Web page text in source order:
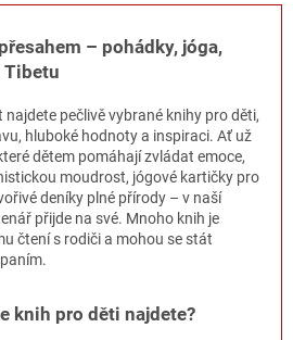
l
á
d
a
í
p
r
v
k
y
v
s
– pohádky, jóga,
Tibetu
najdete pečlivě vybrané knihy pro děti,
hluboké hodnoty a inspiraci. Ať už
dětem pomáhají zvládat emoce,
moudrost, jógové kartičky pro
deníky plné přírody – v naší
přijde na své. Mnoho knih je
čtení s rodiči a mohou se stát
knih pro děti najdete?